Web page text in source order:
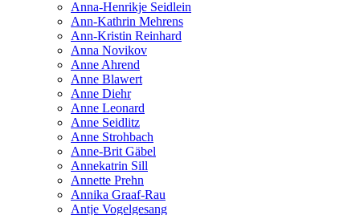
Anna-Henrikje Seidlein
Ann-Kathrin Mehrens
Ann-Kristin Reinhard
Anna Novikov
Anne Ahrend
Anne Blawert
Anne Diehr
Anne Leonard
Anne Seidlitz
Anne Strohbach
Anne-Brit Gäbel
Annekatrin Sill
Annette Prehn
Annika Graaf-Rau
Antje Vogelgesang